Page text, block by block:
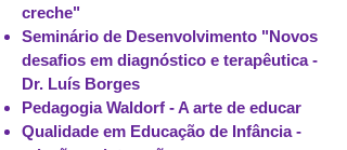
creche"
Seminário de Desenvolvimento "Novos
desafios em diagnóstico e terapêutica -
Dr. Luís Borges
Pedagogia Waldorf - A arte de educar
Qualidade em Educação de Infância -